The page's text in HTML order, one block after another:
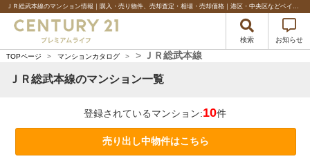
ＪＲ総武本線のマンション情報｜購入・売り物件、売却査定・相場・売却価格｜港区・中央区などベイエリアの不動産のことならセンチュリー21プレミアムライフ
検索 お知らせ
TOPページ > マンションカタログ > > ＪＲ総武本線
ＪＲ総武本線のマンション一覧
登録されているマンション:10件
売り出し中物件はこちら